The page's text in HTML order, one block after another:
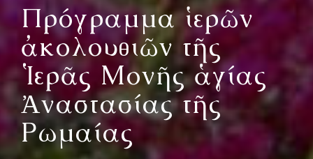
Πρόγραμμα ἱερῶν
ἀκολουθιῶν τῆς
Ἱερᾶς Μονῆς ἁγίας
Ἀναστασίας τῆς
Ρωμαίας